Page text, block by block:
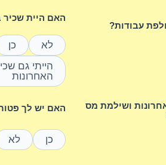
האם היית שכיר ב-6 שנים
לא
כן
האחרונות
6 השנים האחרונות ושילמת מס
האם יש לך
כן לא